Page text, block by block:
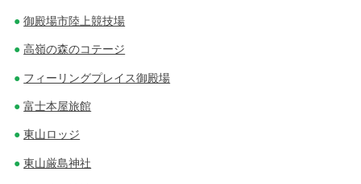
御殿場市陸上競技場
高嶺の森のコテージ
フィーリングプレイス御殿場
富士本屋旅館
東山ロッジ
東山厳島神社